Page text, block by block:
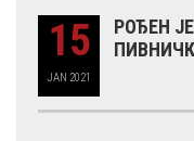
15
JAN 2021
РОЂЕН